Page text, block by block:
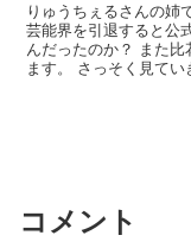
りゅうちぇるさんの姉
芸能界を引退すると公
んだったのか？ また
ます。 さっそく見てい
コメント